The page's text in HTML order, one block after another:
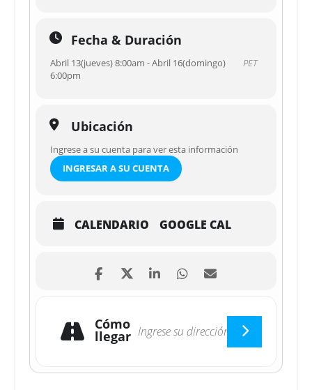
Fecha & Duración
Abril 13(jueves) 8:00am - Abril 16(domingo)
6:00pm
PET
Ubicación
Ingrese a su cuenta para ver esta información
INGRESAR A SU CUENTA
CALENDARIO GOOGLE CAL
Cómo
llegar